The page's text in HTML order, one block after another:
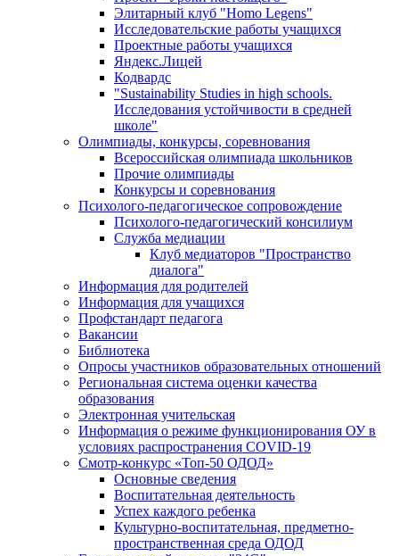
Элитарный клуб "Homo Legens"
Исследовательские работы учащихся
Проектные работы учащихся
Яндекс.Лицей
Кодвардс
"Sustainability Studies in high schools.
Исследования устойчивости в средней
школе"
Олимпиады, конкурсы, соревнования
Всероссийская олимпиада школьников
Прочие олимпиады
Конкурсы и соревнования
Психолого-педагогическое сопровождение
Психолого-педагогический консилиум
Служба медиации
Клуб медиаторов "Пространство
диалога"
Информация для родителей
Информация для учащихся
Профстандарт педагога
Вакансии
Библиотека
Опросы участников образовательных отношений
Региональная система оценки качества
образования
Электронная учительская
Информация о режиме функционирования ОУ в
условиях распространения COVID-19
Смотр-конкурс «Топ-50 ОДОД»
Основные сведения
Воспитательная деятельность
Успех каждого ребенка
Культурно-воспитательная, предметно-
пространственная среда ОДОД